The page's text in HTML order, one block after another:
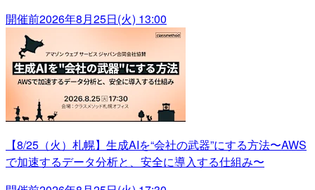
開催前2026年8月25日(火) 13:00
【8/25（火）札幌】生成AIを“会社の武器”にする方法〜AWS
で加速するデータ分析と、安全に導入する仕組み〜